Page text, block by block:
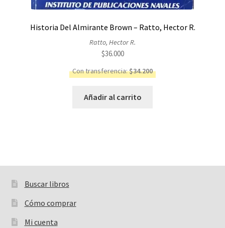
Historia Del Almirante Brown – Ratto, Hector R.
Ratto, Hector R.
$36.000
Con transferencia:$34.200
Añadir al carrito
Buscar libros
Buscar:
Cómo comprar
Mi cuenta